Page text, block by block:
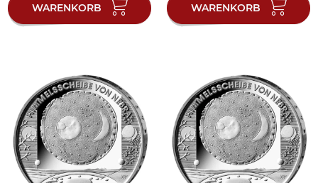
WARENKORB WARENKORB